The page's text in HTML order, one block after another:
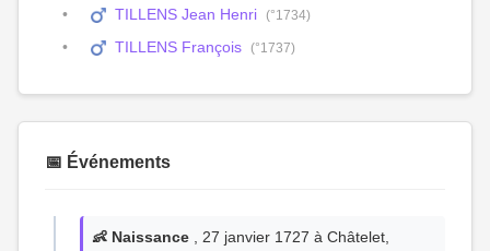
TILLENS Jean Henri (°1734)
TILLENS François (°1737)
📅 Événements
👶 Naissance , 27 janvier 1727 à Châtelet,